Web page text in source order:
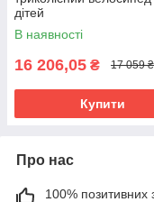
дітей
В наявності
16 206,05 ₴ 17 059 ₴
Купити
Про нас
100% позитивних з